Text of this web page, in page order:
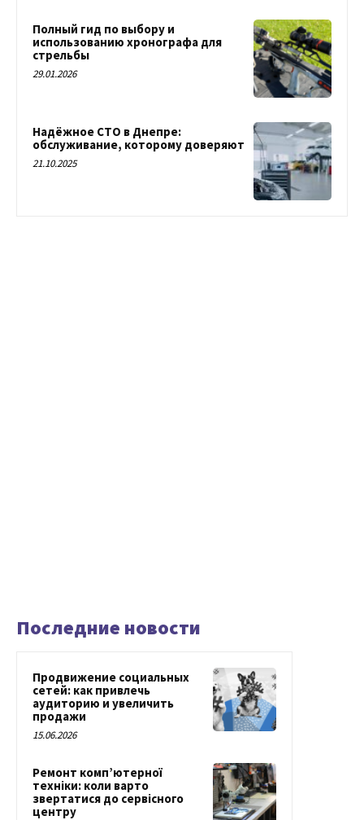
Полный гид по выбору и
использованию хронографа для
стрельбы
29.01.2026
Надёжное СТО в Днепре:
обслуживание, которому доверяют
21.10.2025
Последние новости
Продвижение социальных
сетей: как привлечь
аудиторию и увеличить
продажи
15.06.2026
Ремонт комп’ютерної
техніки: коли варто
звертатися до сервісного
центру